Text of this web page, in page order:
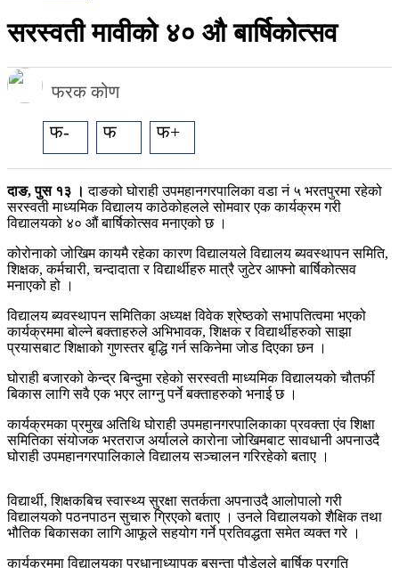
सरस्वती मावीको ४० औ बार्षिकोत्सव
फरक कोण
फ- फ फ+
दाङ, पुस १३ । दाङको घोराही उपमहानगरपालिका वडा नं ५ भरतपुरमा रहेको
सरस्वती माध्यमिक विद्यालय काठेकोहलले सोमवार एक कार्यक्रम गरी
विद्यालयको ४० औं बार्षिकोत्सव मनाएको छ ।
कोरोनाको जोखिम कायमै रहेका कारण विद्यालयले विद्यालय ब्यवस्थापन समिति,
शिक्षक, कर्मचारी, चन्दादाता र विद्यार्थीहरु मात्रै जुटेर आफ्नो बार्षिकोत्सव
मनाएको हो ।
विद्यालय ब्यवस्थापन समितिका अध्यक्ष विवेक श्रेष्ठको सभापतित्वमा भएको
कार्यक्रममा बोल्ने बक्ताहरुले अभिभावक, शिक्षक र विद्यार्थीहरुको साझा
प्रयासबाट शिक्षाको गुणस्तर बृद्धि गर्न सकिनेमा जोड दिएका छन ।
घोराही बजारको केन्द्र बिन्दुमा रहेको सरस्वती माध्यमिक विद्यालयको चौतर्फी
बिकास लागि सवै एक भएर लाग्नु पर्ने बक्ताहरुको भनाई छ ।
कार्यक्रमका प्रमुख अतिथि घोराही उपमहानगरपालिकाका प्रवक्ता एंव शिक्षा
समितिका संयोजक भरतराज अर्यालले कारोना जोखिमबाट सावधानी अपनाउदै
घोराही उपमहानगरपालिकाले विद्यालय सञ्चालन गरिरहेको बताए ।
विद्यार्थी, शिक्षकबिच स्वास्थ्य सुरक्षा सतर्कता अपनाउदै आलोपालो गरी
विद्यालयको पठनपाठन सुचारु ग्रिएको बताए । उनले विद्यालयको शैक्षिक तथा
भौतिक बिकासका लागि आफूले सहयोग गर्ने प्रतिवद्धता समेत व्यक्त गरे ।
कार्यक्रममा विद्यालयका प्रधानाध्यापक बसन्ता पौडेलले बार्षिक प्रगति